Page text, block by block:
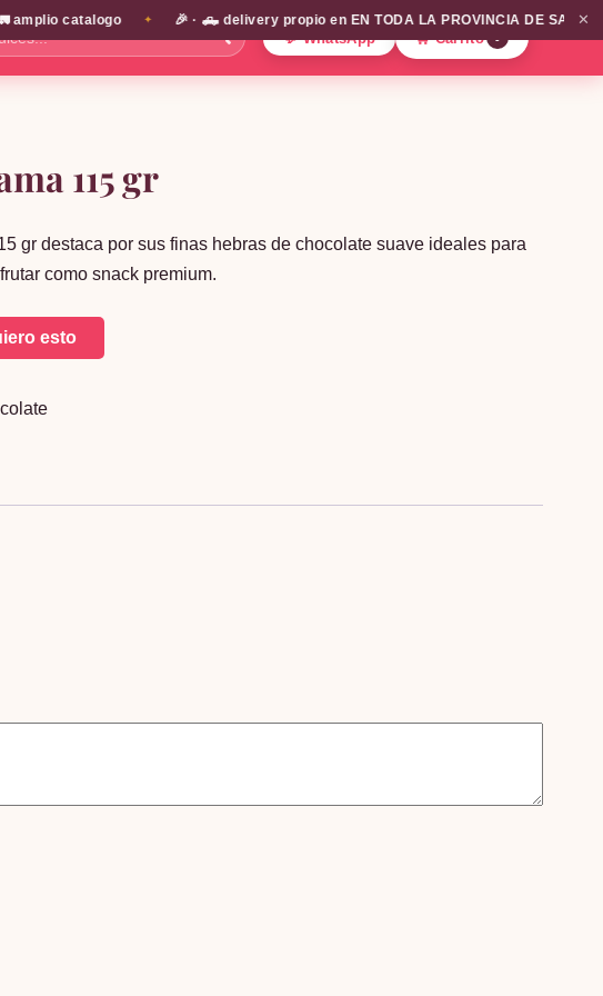
catalogo ✦ 🎉 · 🛻 delivery propio en EN TODA LA PROVINCIA DE ✕
🔍 💬 WhatsApp 🛒 Carrito
115 gr
gr destaca por sus finas hebras de chocolate suave ideales para
como snack premium.
esto